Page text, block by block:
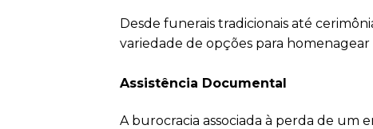
Desde funerais tradicionais até
variedade de opções para
Assistência Documental
A burocracia associada à perda de um